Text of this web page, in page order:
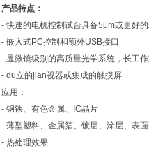
产品特点：
- 快速的电机控制试台具备5μm或更好
- 嵌入式PC控制和额外USB接口
- 显微镜级别的高质量光学系统，长工
- du立的jian视器或集成的触摸屏
应用：
- 钢铁、有色金属、IC晶片
- 薄型塑料、金属箔、镀层、涂层、表
- 热处理效果